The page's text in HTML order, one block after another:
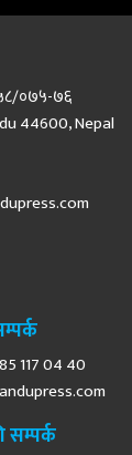
०७५-७६
44600, Nepal
117 04 40